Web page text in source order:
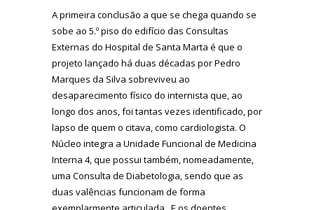
A primeira conclusão a que se chega quando se
sobe ao 5.º piso do edifício das Consultas
Externas do Hospital de Santa Marta é que o
projeto lançado há duas décadas por Pedro
Marques da Silva sobreviveu ao
desaparecimento físico do internista que, ao
longo dos anos, foi tantas vezes identificado, por
lapso de quem o citava, como cardiologista. O
Núcleo integra a Unidade Funcional de Medicina
Interna 4, que possui também, nomeadamente,
uma Consulta de Diabetologia, sendo que as
duas valências funcionam de forma